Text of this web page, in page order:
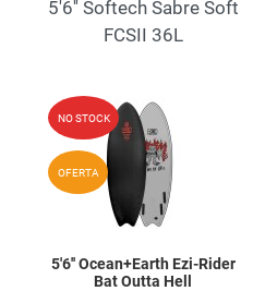
5'6'' Softech Sabre Soft
FCSII 36L
Add to Wishlist
Quick View
NO STOCK
OFERTA
5'6'' Ocean+Earth Ezi-Rider
Bat Outta Hell